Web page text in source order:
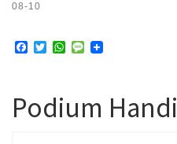
08-10
o
T
e
W
A
M
g
Podium Handi